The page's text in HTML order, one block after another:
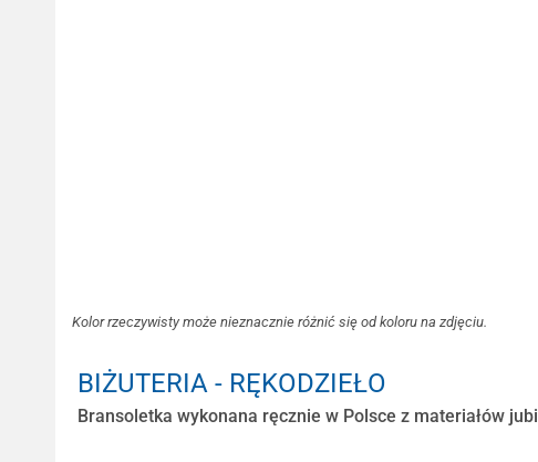
Kolor rzeczywisty może nieznacznie różnić się od koloru na zdjęciu.
BIŻUTERIA - RĘKODZIEŁO
Bransoletka wykonana ręcznie w Polsce z materiałów